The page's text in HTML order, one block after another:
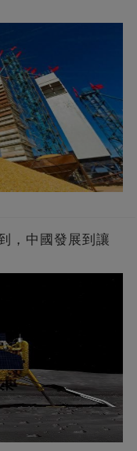
，中國發展到讓